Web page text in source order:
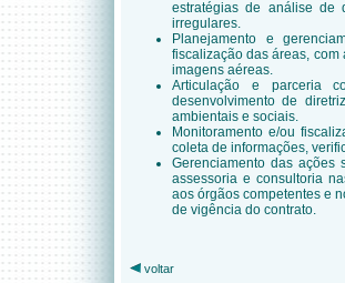
estratégias de análise de
irregulares.
Planejamento e
fiscalização das áreas,
imagens aéreas.
Articulação e parceria
desenvolvimento de
ambientais e sociais.
Monitoramento e/ou
coleta de informações,
Gerenciamento das ações
assessoria e consultoria
aos órgãos competentes e
de vigência do contrato.
voltar